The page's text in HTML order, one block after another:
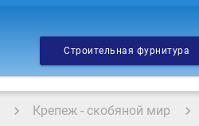
Строительная фурнитура
Крепеж - скобяной мир